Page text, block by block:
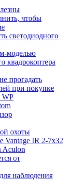
чтобы
светодиодного
моделью
квадрокоптера
прогадать
при покупке
WP
охоты
Vantage IR 2-7x32
Aculon
от
наблюдения